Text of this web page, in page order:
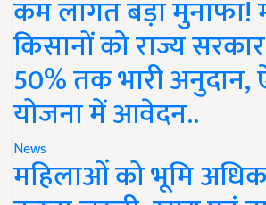
कम लागत बड़ा
किसानों को राज्य
50% तक भारी
योजना में आवेदन..
News
महिलाओं को भूमि